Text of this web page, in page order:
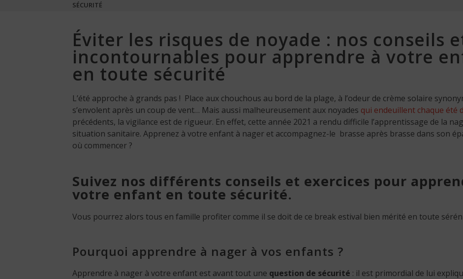
SÉCURITÉ
Éviter les risques de noyade : nos conseils
incontournables pour apprendre à votre
en toute sécurité
L’été approche à grands pas ! Place aux chouchous au bord de la plage, à l’odeur de crème solaire
s’envolent après un coup de vent… Mais aussi malheureusement aux noyades qui endeuillent chaque été
précédents, la vigilance est de rigueur. En effet, cette année 2021 a rendu difficile l’apprentissage de la
situation sanitaire. Apprenez à votre enfant à nager et accompagnez-le brasse après brasse dans son
où commencer ?
Suivez nos différents conseils et exercices pour
votre enfant en toute sécurité.
Vous pourrez alors tous en famille profiter comme il se doit de ce break estival bien mérité en toute
Pourquoi apprendre à nager à vos enfants ?
Apprendre à nager à votre enfant est avant tout une question de sécurité : il est primordial de lui